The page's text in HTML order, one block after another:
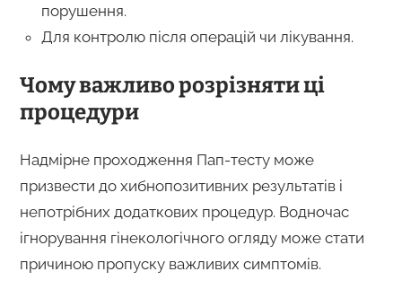
порушення.
Для контролю після операцій чи лікування.
Чому важливо розрізняти ці
процедури
Надмірне проходження Пап-тесту може
призвести до хибнопозитивних результатів і
непотрібних додаткових процедур. Водночас
ігнорування гінекологічного огляду може стати
причиною пропуску важливих симптомів.